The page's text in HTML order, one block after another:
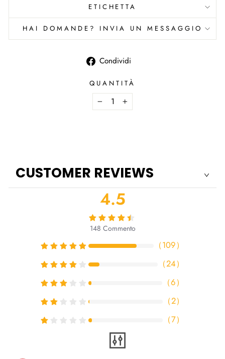
ETICHETTA
HAI DOMANDE? INVIA UN MESSAGGIO
Condividi
QUANTITÀ
− +
CUSTOMER REVIEWS
4.5
148 Commento
（109）
（24）
（6）
（2）
（7）